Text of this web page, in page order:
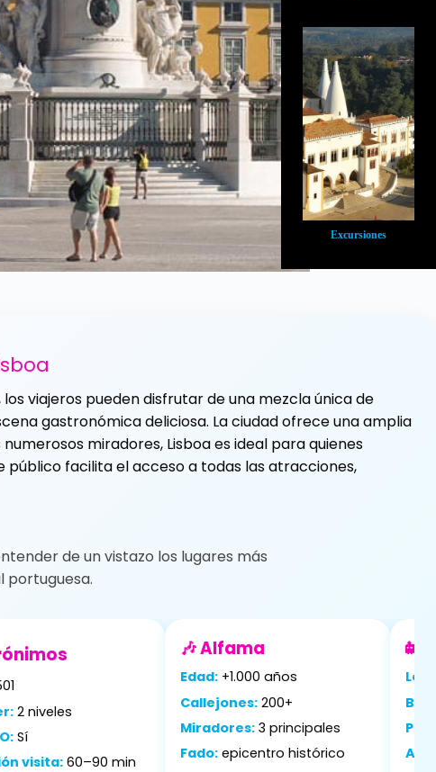
Excursiones
viajeros pueden disfrutar de una mezcla única de
gastronómica deliciosa. La ciudad ofrece una amplia
miradores, Lisboa es ideal para quienes
facilita el acceso a todas las atracciones,
de un vistazo los lugares más
portuguesa.
2 niveles
Sí
visita: 60–90 min
🎶 Alfama
Edad: +1.000 años
Callejones: 200+
Miradores: 3 principales
Fado: epicentro histórico
🚋